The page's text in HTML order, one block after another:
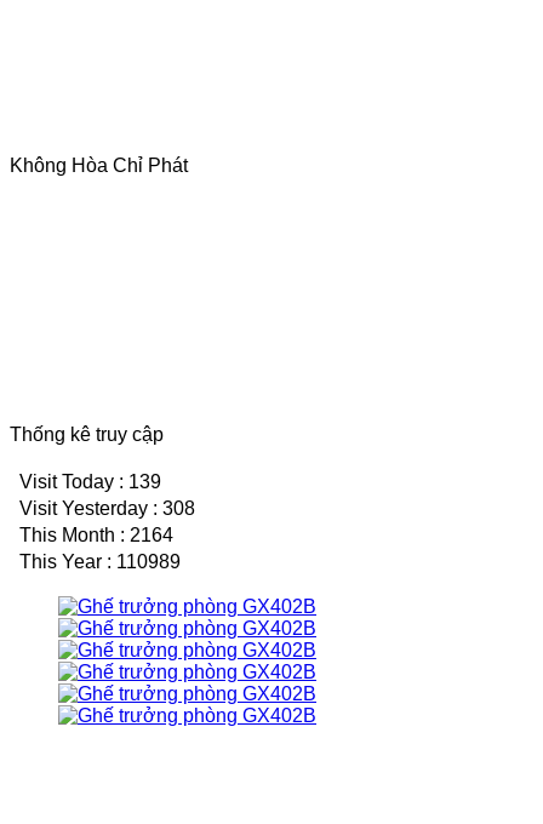
Không Hòa Chỉ Phát
Thống kê truy cập
Visit Today : 139
Visit Yesterday : 308
This Month : 2164
This Year : 110989